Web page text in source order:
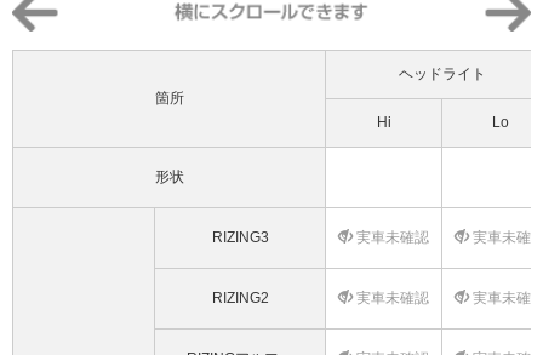
箇所
ヘッドライト
Hi Lo
形状
RIZING3 実車未確認 実車未確
RIZING2 実車未確認 実車未確